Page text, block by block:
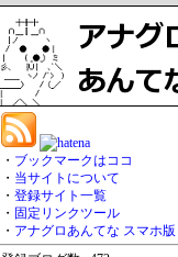
・ ブックマークはココ
・ 当サイトについて
・ 登録サイト一覧
・ 固定リンクツール
・ アナグロあんてな スマホ版